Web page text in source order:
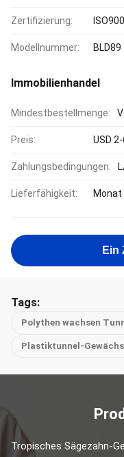
Zertifizierung:
Modellnummer: BLD89
Immobilienhandel
Mindestbestellmenge:
Preis: USD
Zahlungsbedingungen:
Lieferfähigkeit:
Ein
Tags:
Polythen wachsen
Plastiktunnel-
Tropisches Sägezahn-